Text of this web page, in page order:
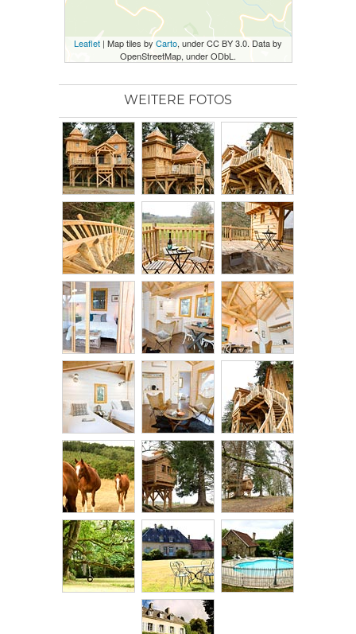
Leaflet | Map tiles byCarto, under CC BY 3.0. Data by
OpenStreetMap, under ODbL.
WEITERE FOTOS